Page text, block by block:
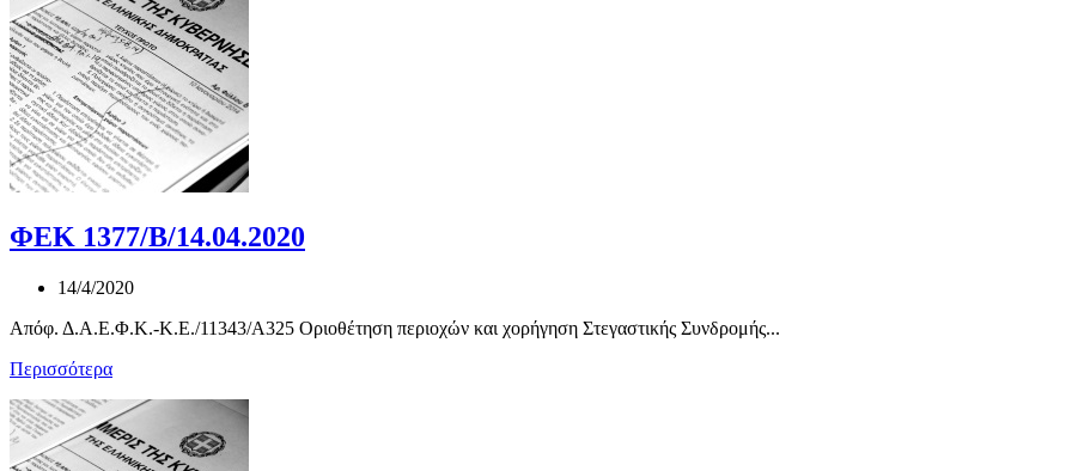
ΦΕΚ 1377/Β/14.04.2020
14/4/2020
Απόφ. Δ.Α.Ε.Φ.Κ.-Κ.Ε./11343/Α325 Οριοθέτηση περιοχών και χορήγηση Στεγαστικής Συνδρομής...
Περισσότερα